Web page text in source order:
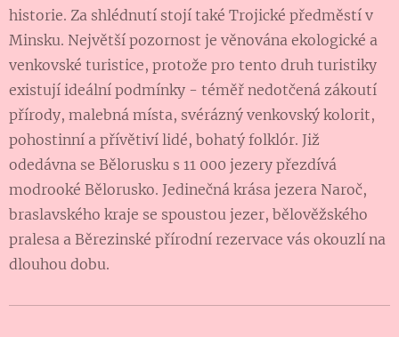
historie. Za shlédnutí stojí také Trojické předměstí v
Minsku. Největší pozornost je věnována ekologické a
venkovské turistice, protože pro tento druh turistiky
existují ideální podmínky - téměř nedotčená zákoutí
přírody, malebná místa, svérázný venkovský kolorit,
pohostinní a přívětiví lidé, bohatý folklór. Již
odedávna se Bělorusku s 11 000 jezery přezdívá
modrooké Bělorusko. Jedinečná krása jezera Naroč,
braslavského kraje se spoustou jezer, bělověžského
pralesa a Běrezinské přírodní rezervace vás okouzlí na
dlouhou dobu.